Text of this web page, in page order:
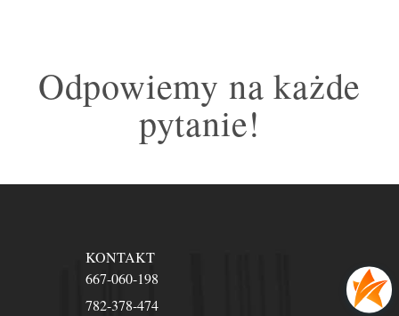
Odpowiemy na każde
pytanie!
KONTAKT
667-060-198
782-378-474